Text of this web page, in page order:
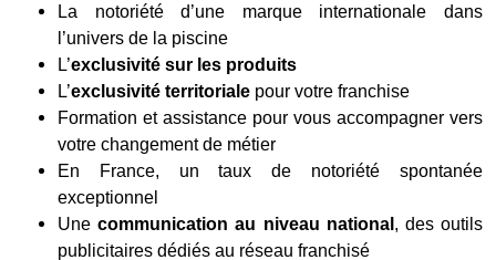
La notoriété d’une marque internationale dans
l’univers de la piscine
L’exclusivité sur les produits
L’exclusivité territoriale pour votre franchise
Formation et assistance pour vous accompagner vers
votre changement de métier
En France, un taux de notoriété spontanée
exceptionnel
Unecommunication au niveau national , des outils
publicitaires dédiés au réseau franchisé